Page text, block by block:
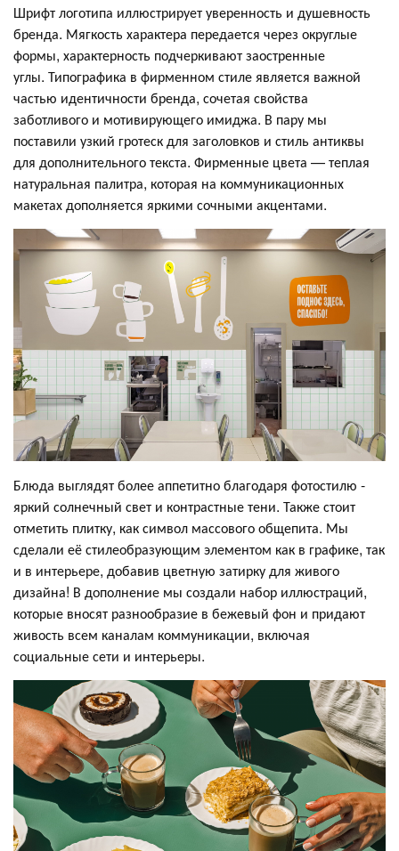
Шрифт логотипа иллюстрирует уверенность и душевность
бренда. Мягкость характера передается через округлые
формы, характерность подчеркивают заостренные
углы. Типографика в фирменном стиле является важной
частью идентичности бренда, сочетая свойства
заботливого и мотивирующего имиджа. В пару мы
поставили узкий гротеск для заголовков и стиль антиквы
для дополнительного текста. Фирменные цвета — теплая
натуральная палитра, которая на коммуникационных
макетах дополняется яркими сочными акцентами.
Блюда выглядят более аппетитно благодаря фотостилю -
яркий солнечный свет и контрастные тени. Также стоит
отметить плитку, как символ массового общепита. Мы
сделали её стилеобразующим элементом как в графике, так
и в интерьере, добавив цветную затирку для живого
дизайна! В дополнение мы создали набор иллюстраций,
которые вносят разнообразие в бежевый фон и придают
живость всем каналам коммуникации, включая
социальные сети и интерьеры.